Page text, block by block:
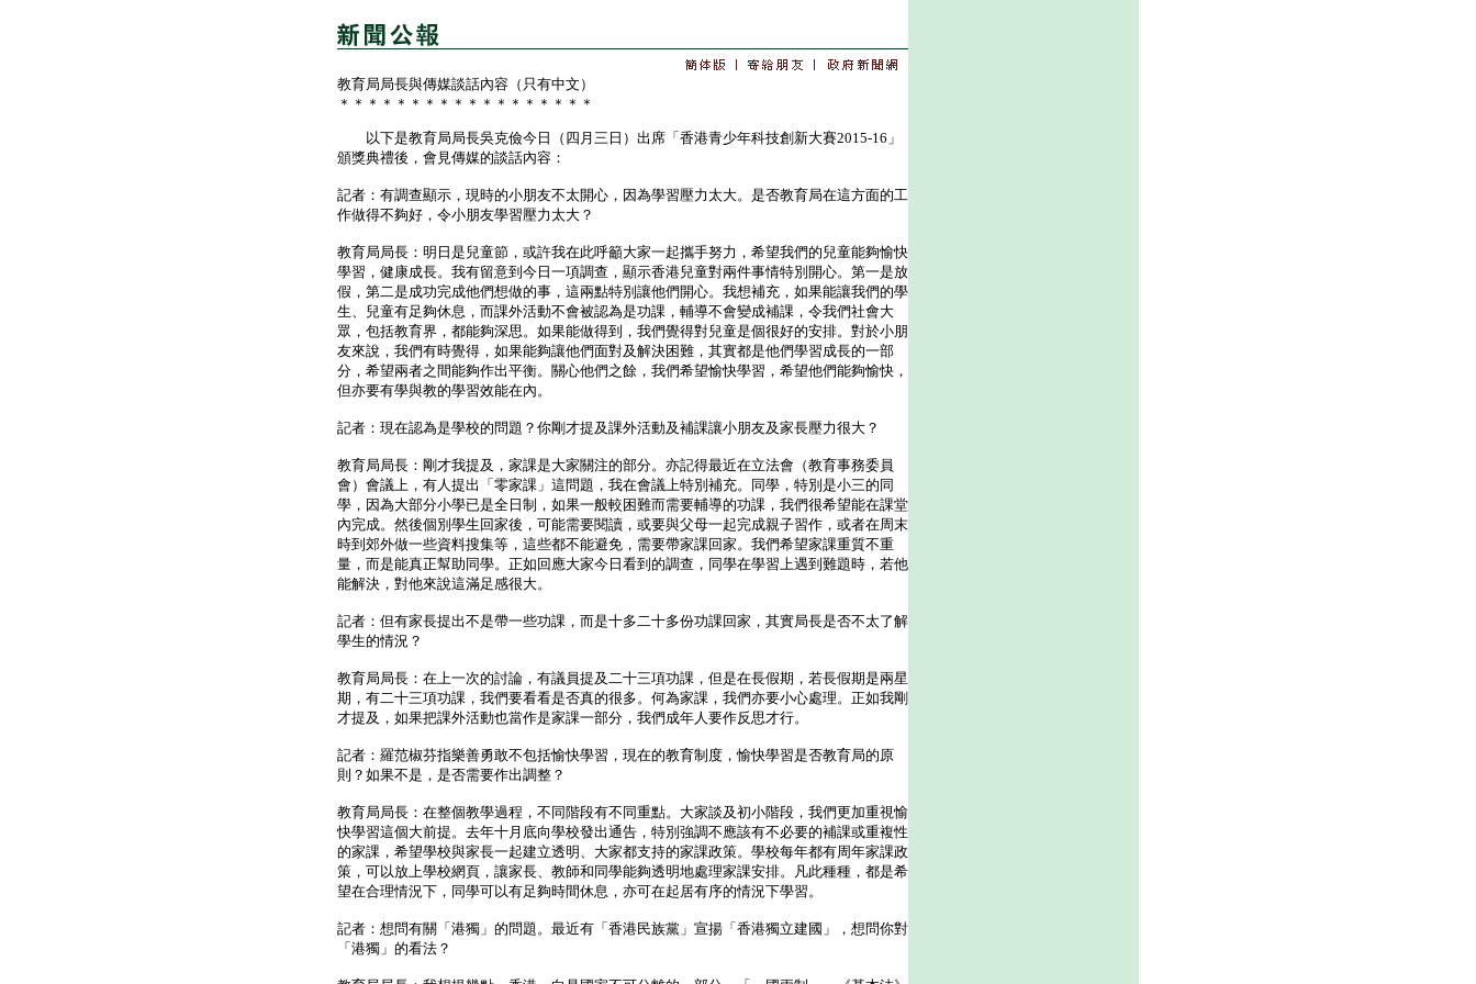
教育局局長與傳媒談話內容（只有中文）
＊＊＊＊＊＊＊＊＊＊＊＊＊＊＊＊＊＊
以下是教育局局長吳克儉今日（四月三日）出席「香港青少年科技創新大賽2015-16」
頒獎典禮後，會見傳媒的談話內容：
記者：有調查顯示，現時的小朋友不太開心，因為學習壓力太大。是否教育局在這方面的工
作做得不夠好，令小朋友學習壓力太大？
教育局局長：明日是兒童節，或許我在此呼籲大家一起攜手努力，希望我們的兒童能夠愉快
學習，健康成長。我有留意到今日一項調查，顯示香港兒童對兩件事情特別開心。第一是放
假，第二是成功完成他們想做的事，這兩點特別讓他們開心。我想補充，如果能讓我們的學
生、兒童有足夠休息，而課外活動不會被認為是功課，輔導不會變成補課，令我們社會大
眾，包括教育界，都能夠深思。如果能做得到，我們覺得對兒童是個很好的安排。對於小朋
友來說，我們有時覺得，如果能夠讓他們面對及解決困難，其實都是他們學習成長的一部
分，希望兩者之間能夠作出平衡。關心他們之餘，我們希望愉快學習，希望他們能夠愉快，
但亦要有學與教的學習效能在內。
記者：現在認為是學校的問題？你剛才提及課外活動及補課讓小朋友及家長壓力很大？
教育局局長：剛才我提及，家課是大家關注的部分。亦記得最近在立法會（教育事務委員
會）會議上，有人提出「零家課」這問題，我在會議上特別補充。同學，特別是小三的同
學，因為大部分小學已是全日制，如果一般較困難而需要輔導的功課，我們很希望能在課堂
內完成。然後個別學生回家後，可能需要閱讀，或要與父母一起完成親子習作，或者在周末
時到郊外做一些資料搜集等，這些都不能避免，需要帶家課回家。我們希望家課重質不重
量，而是能真正幫助同學。正如回應大家今日看到的調查，同學在學習上遇到難題時，若他
能解決，對他來說這滿足感很大。
記者：但有家長提出不是帶一些功課，而是十多二十多份功課回家，其實局長是否不太了解
學生的情況？
教育局局長：在上一次的討論，有議員提及二十三項功課，但是在長假期，若長假期是兩星
期，有二十三項功課，我們要看看是否真的很多。何為家課，我們亦要小心處理。正如我剛
才提及，如果把課外活動也當作是家課一部分，我們成年人要作反思才行。
記者：羅范椒芬指樂善勇敢不包括愉快學習，現在的教育制度，愉快學習是否教育局的原
則？如果不是，是否需要作出調整？
教育局局長：在整個教學過程，不同階段有不同重點。大家談及初小階段，我們更加重視愉
快學習這個大前提。去年十月底向學校發出通告，特別強調不應該有不必要的補課或重複性
的家課，希望學校與家長一起建立透明、大家都支持的家課政策。學校每年都有周年家課政
策，可以放上學校網頁，讓家長、教師和同學能夠透明地處理家課安排。凡此種種，都是希
望在合理情況下，同學可以有足夠時間休息，亦可在起居有序的情況下學習。
記者：想問有關「港獨」的問題。最近有「香港民族黨」宣揚「香港獨立建國」，想問你對
「港獨」的看法？